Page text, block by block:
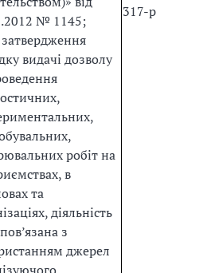
№ 1145;
видачі дозволу
робіт на
в
та
діяльність
з
джерел
317-р